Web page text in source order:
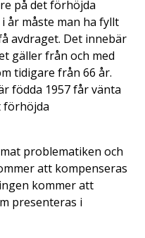
på det förhöjda
år måste man ha fyllt
avdraget. Det innebär
gäller från och med
tidigare från 66 år.
födda 1957 får vänta
förhöjda
problematiken och
att kompenseras
kommer att
presenteras i